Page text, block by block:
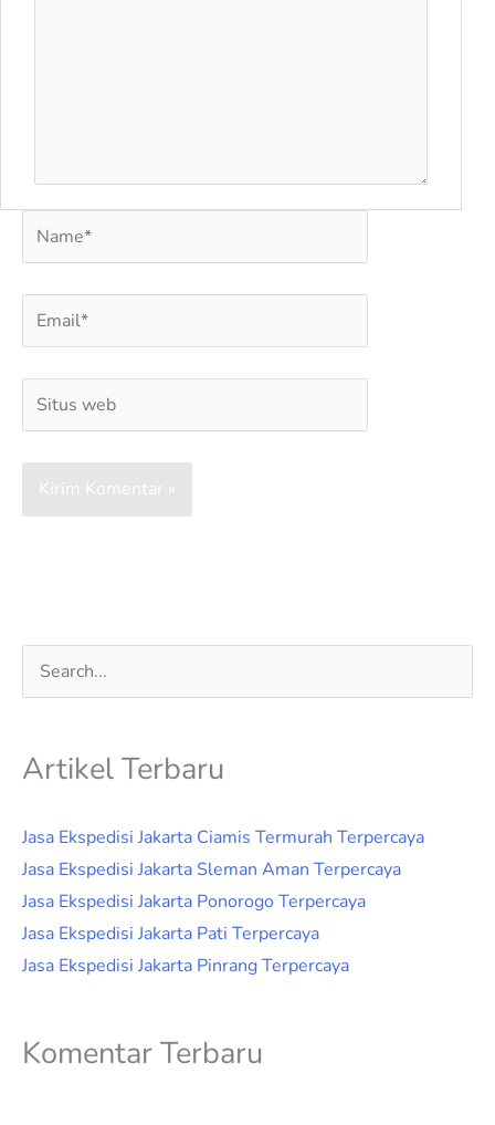
Name*
Email*
Situs
web
Cari
untuk:
Artikel Terbaru
Jasa Ekspedisi Jakarta Ciamis Termurah Terpercaya
Jasa Ekspedisi Jakarta Sleman Aman Terpercaya
Jasa Ekspedisi Jakarta Ponorogo Terpercaya
Jasa Ekspedisi Jakarta Pati Terpercaya
Jasa Ekspedisi Jakarta Pinrang Terpercaya
Komentar Terbaru